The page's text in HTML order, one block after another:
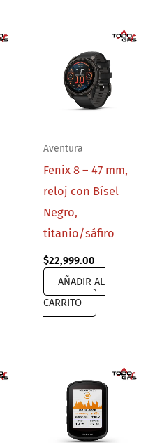
Aventura
Fenix 8 – 47 mm,
reloj con Bísel
Negro,
titanio/sáfiro
$22,999.00
AÑADIR AL
CARRITO